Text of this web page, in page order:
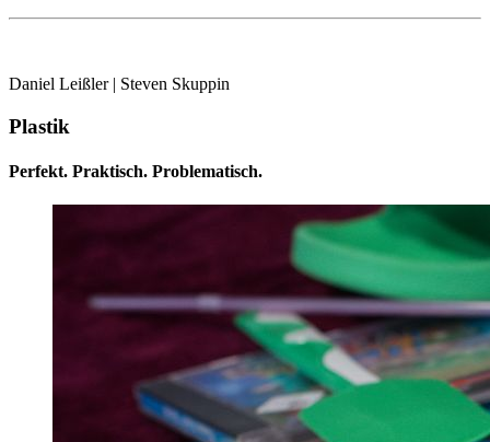
Daniel Leißler | Steven Skuppin
Plastik
Perfekt. Praktisch. Problematisch.